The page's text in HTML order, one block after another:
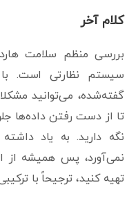
کلام آخر
بررسی منظم سلامت
سیستم نظارتی است. با
گفته‌شده، می‌توانید
تا از دست رفتن داده‌ها
نگه دارید. به یاد
نمی‌آورد، پس همیشه از
تهیه کنید، ترجیحاً با